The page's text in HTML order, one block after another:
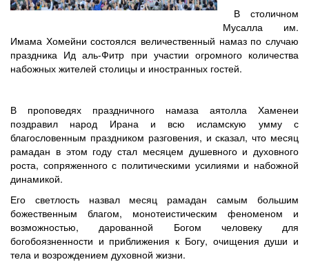
В столичном
Мусалла им.
Имама Хомейни состоялся величественный намаз по случаю
праздника Ид аль-Фитр при участии огромного количества
набожных жителей столицы и иностранных гостей.
В проповедях праздничного намаза аятолла Хаменеи
поздравил народ Ирана и всю исламскую умму с
благословенным праздником разговения, и сказал, что месяц
рамадан в этом году стал месяцем душевного и духовного
роста, сопряженного с политическими усилиями и набожной
динамикой.
Его светлость назвал месяц рамадан самым большим
божественным благом, монотеистическим феноменом и
возможностью, дарованной Богом человеку для
богобоязненности и приближения к Богу, очищения души и
тела и возрождением духовной жизни.